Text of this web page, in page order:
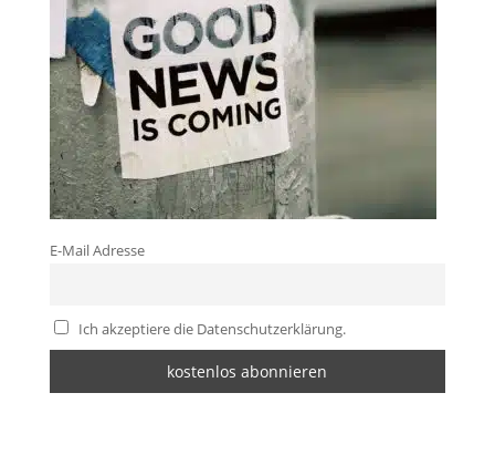
E-Mail Adresse
Ich akzeptiere die Datenschutzerklärung.